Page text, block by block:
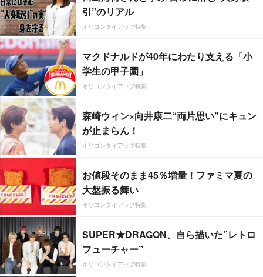
引”のリアル
オリコンタイアップ特集
マクドナルドが40年にわたり支える「小
学生の甲子園」
オリコンタイアップ特集
森崎ウィン×向井康二“両片思い”にキュン
が止まらん！
オリコンタイアップ特集
お値段そのまま45％増量！ファミマ夏の
大盤振る舞い
オリコンタイアップ特集
SUPER★DRAGON、自ら描いた”レトロ
フューチャー”
オリコンタイアップ特集